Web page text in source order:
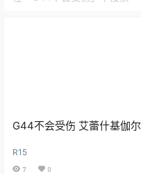
G44不会受伤 艾蕾什基伽尔
R15
7 0